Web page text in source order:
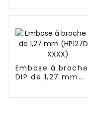
Embase à broche
DIP de 1,27 mm